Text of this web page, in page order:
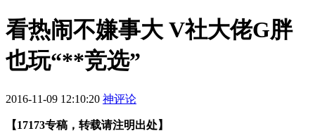
看热闹不嫌事大 V社大佬G胖
也玩“**竞选”
2016-11-09 12:10:20 神评论
【17173专稿，转载请注明出处】